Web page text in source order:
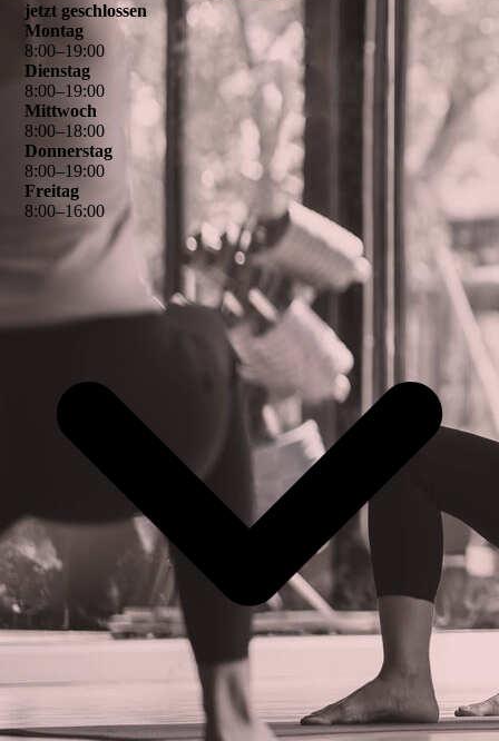
jetzt geschlossen
Montag
8:00–19:00
Dienstag
8:00–19:00
Mittwoch
8:00–18:00
Donnerstag
8:00–19:00
Freitag
8:00–16:00